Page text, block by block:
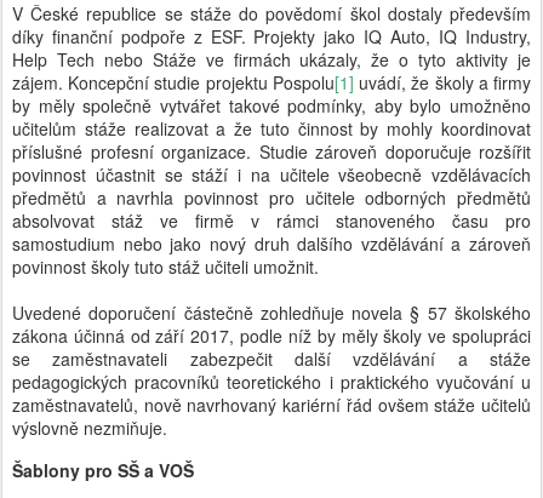
V České republice se stáže do povědomí škol dostaly především
díky finanční podpoře z ESF. Projekty jako IQ Auto, IQ Industry,
Help Tech nebo Stáže ve firmách ukázaly, že o tyto aktivity je
zájem. Koncepční studie projektu Pospolu[1] uvádí, že školy a firmy
by měly společně vytvářet takové podmínky, aby bylo umožněno
učitelům stáže realizovat a že tuto činnost by mohly koordinovat
příslušné profesní organizace. Studie zároveň doporučuje rozšířit
povinnost účastnit se stáží i na učitele všeobecně vzdělávacích
předmětů a navrhla povinnost pro učitele odborných předmětů
absolvovat stáž ve firmě v rámci stanoveného času pro
samostudium nebo jako nový druh dalšího vzdělávání a zároveň
povinnost školy tuto stáž učiteli umožnit.
Uvedené doporučení částečně zohledňuje novela § 57 školského
zákona účinná od září 2017, podle níž by měly školy ve spolupráci
se zaměstnavateli zabezpečit další vzdělávání a stáže
pedagogických pracovníků teoretického i praktického vyučování u
zaměstnavatelů, nově navrhovaný kariérní řád ovšem stáže učitelů
výslovně nezmiňuje.
Šablony pro SŠ a VOŠ